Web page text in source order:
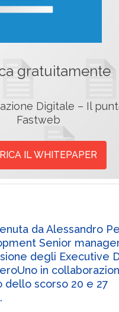
gratuitamente
Digitale – Il
Fastweb
IL WHITEPAPER
da Alessandro
Senior
degli Executive
in
dello scorso 20 e 27